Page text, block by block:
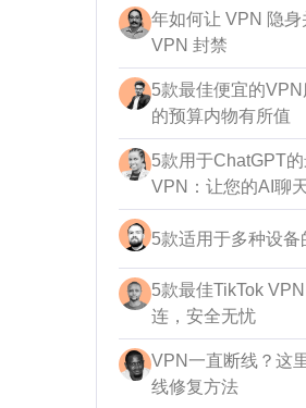
年如何让 VPN 隐身
VPN 封禁
5款最佳便宜的VPN
的预算内物有所值
5款用于ChatGPT
VPN：让您的AI聊
5款适用于多种设备
5款最佳TikTok
连，安全无忧
VPN一直断线？这
线修复方法